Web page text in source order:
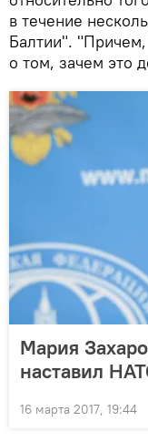
в течение
Балтии". "Причем,
о том, зачем это
Мария
наставил
16 марта 2017, 19:44